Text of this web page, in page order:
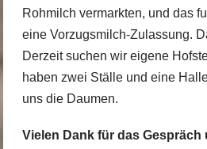
Rohmilch vermarkten, und das
eine Vorzugsmilch-Zulassung.
Derzeit suchen wir eigene
haben zwei Ställe und eine
uns die Daumen.
Vielen Dank für das Gespräch